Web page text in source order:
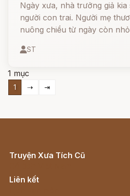
Ngày xưa, nhà trưởng giả
người con trai. Người mẹ
nuông chiều từ ngày còn
ngày ăn chơi, không chịu
ST
1 mục
1 ⇢ ⇥
Truyện Xưa Tích Cũ
Liên kết